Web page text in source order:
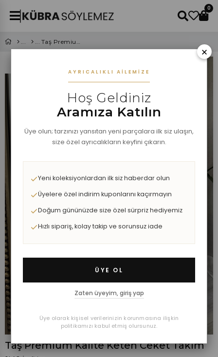
0
Taş Premium Kalite Keten Ceket Takım
Taş Premium Kalite Keten Ceket Takım
×
AYRICALIKLI AILEMIZE
Hoş Geldiniz
Aramıza Katılın
Üye olun; tarzınızı yansıtan yeni parçalara ilk siz ulaşın,
size özel ayrıcalıkların keyfini çıkarın.
Yeni koleksiyonlardan ilk siz haberdar olun
Üyelere özel indirim kuponlarını kaçırmayın
Doğum gününüzde size özel sürpriz hediyemiz
Hızlı sipariş, kolay takip ve sorunsuz iade
ÜYE OL
Zaten üyeyim, giriş yap
Üye olarak kişisel verilerinizin korunmasına ilişkin
politikamızı kabul etmiş olursunuz.